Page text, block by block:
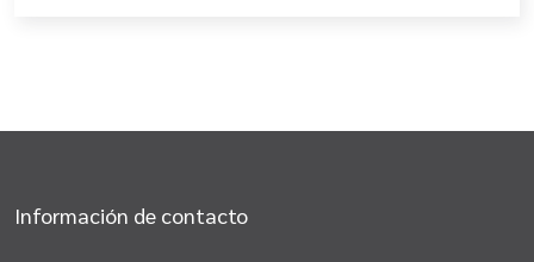
Información de contacto